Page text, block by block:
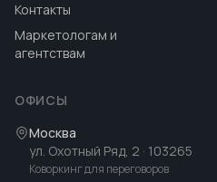
Контакты
Маркетологам и
агентствам
ОФИСЫ
Москва
ул. Охотный Ряд, 2 · 103265
Коворкинг для переговоров